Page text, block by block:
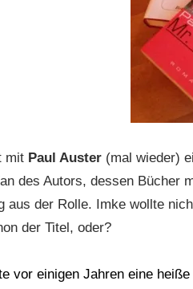
mit Paul Auster(mal wieder)
des Autors, dessen Bücher
aus der Rolle. Imke wollte
der Titel, oder?
vor einigen Jahren eine